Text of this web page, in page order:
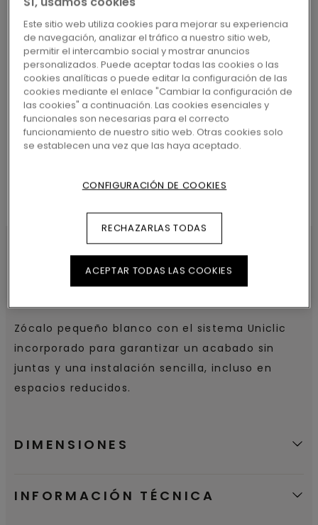
MÁS CERCANO
BUSCAR
CARACTERÍSTICAS DEL
Zócalo pequeño blanco con el sistema Uniclic
incorporado para garantizar un acabado sin
juntas y una instalación sencilla, incluso en
espacios reducidos.
DIMENSIONES
INFORMACIÓN TÉCNICA
Este sitio web utiliza cookies para mejorar su experiencia
de navegación, analizar el tráfico a nuestro sitio web,
permitir el intercambio social y mostrar anuncios
personalizados. Puede aceptar todas las cookies o las
cookies analíticas o puede editar la configuración de las
cookies mediante el enlace "Cambiar la configuración de
las cookies" a continuación. Las cookies esenciales y
funcionales son necesarias para el correcto
funcionamiento de nuestro sitio web. Otras cookies solo
se establecen una vez que las haya aceptado.
CONFIGURACIÓN DE COOKIES
RECHAZARLAS TODAS
ACEPTAR TODAS LAS COOKIES